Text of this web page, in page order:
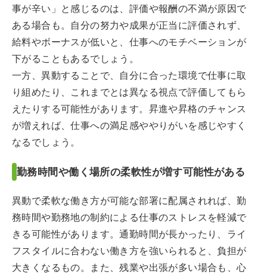
事が辛い」と感じるのは、評価や報酬の不満が原因で
ある場合も。自分の努力や成果が正当に評価されず、
給料やボーナスが低いと、仕事へのモチベーションが
下がることもあるでしょう。
一方、異動することで、自分に合った環境で仕事に取
り組めたり、これまでとは異なる視点で評価してもら
えたりする可能性があります。昇進や昇格のチャンス
が増えれば、仕事への満足感ややりがいを感じやすく
なるでしょう。
勤務時間や働く場所の柔軟性が増す可能性がある
異動で柔軟な働き方が可能な部署に配属されれば、勤
務時間や勤務地の制約による仕事のストレスを軽減で
きる可能性があります。通勤時間が長かったり、ライ
フスタイルに合わない働き方を強いられると、負担が
大きくなるもの。また、残業や出張が多い場合も、心